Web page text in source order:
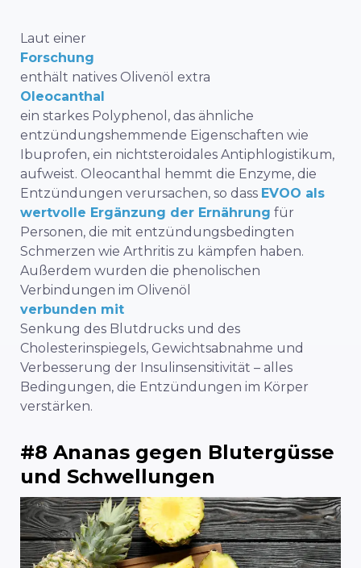
Laut einer
Forschung
enthält natives Olivenöl extra
Oleocanthal
ein starkes Polyphenol, das ähnliche
entzündungshemmende Eigenschaften wie
Ibuprofen, ein nichtsteroidales Antiphlogistikum,
aufweist. Oleocanthal hemmt die Enzyme, die
Entzündungen verursachen, so dass EVOO als
wertvolle Ergänzung der Ernährung für
Personen, die mit entzündungsbedingten
Schmerzen wie Arthritis zu kämpfen haben.
Außerdem wurden die phenolischen
Verbindungen im Olivenöl
verbunden mit
Senkung des Blutdrucks und des
Cholesterinspiegels, Gewichtsabnahme und
Verbesserung der Insulinsensitivität – alles
Bedingungen, die Entzündungen im Körper
verstärken.
#8 Ananas gegen Blutergüsse
und Schwellungen